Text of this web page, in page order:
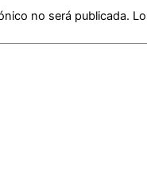
no será publicada.